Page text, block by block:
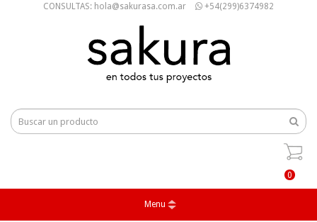
CONSULTAS: hola@sakurasa.com.ar +54(299)6374982
0
Menu